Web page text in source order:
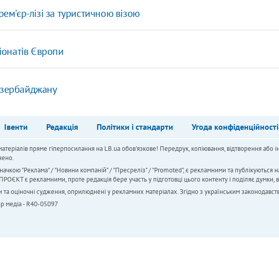
лізі за туристичною візою
Європи
Івенти Редакція Політики і стандарти Угода конфіденційності
пряме гіперпосилання на LB.ua обов'язкове! Передрук, копіювання, відтворення або
"Реклама" / "Новини компаній" / "Пресреліз" / "Promoted", є рекламними та публікуються
є рекламними, проте редакція бере участь у підготовці цього контенту і поділяє думки,
та оціночні судження, оприлюднені у рекламних матеріалах. Згідно з українським
медіа - R40-05097